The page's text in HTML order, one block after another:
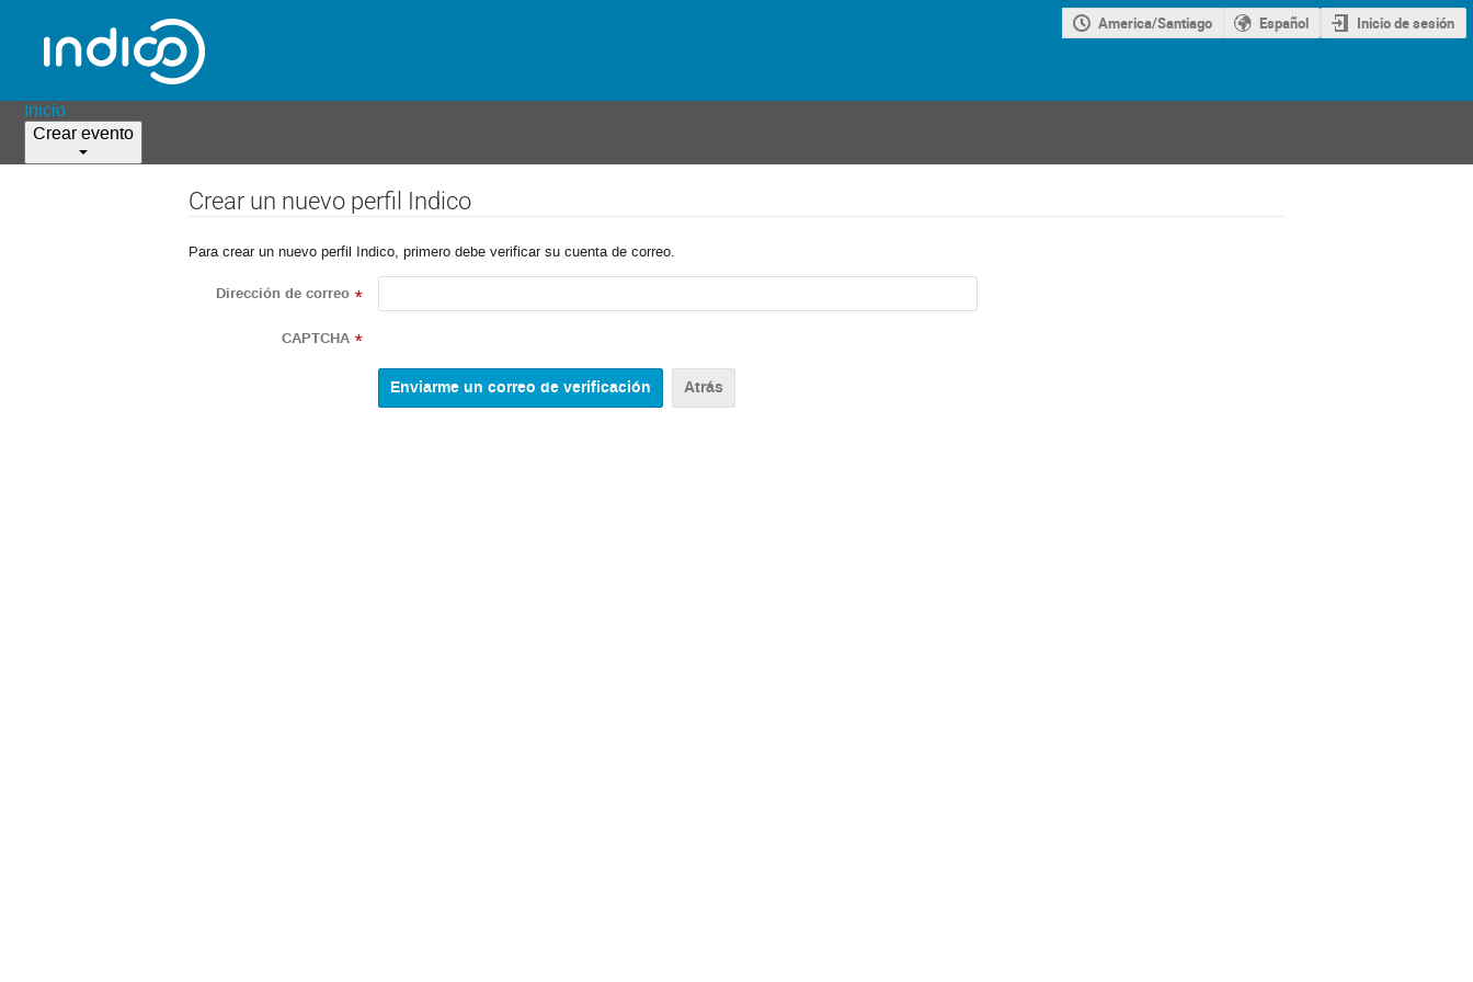
America/Santiago Español Inicio de sesión
Inicio
Crear evento
Crear un nuevo perfil Indico
Para crear un nuevo perfil Indico, primero debe verificar su cuenta de correo.
Dirección de correo *
CAPTCHA *
Atrás